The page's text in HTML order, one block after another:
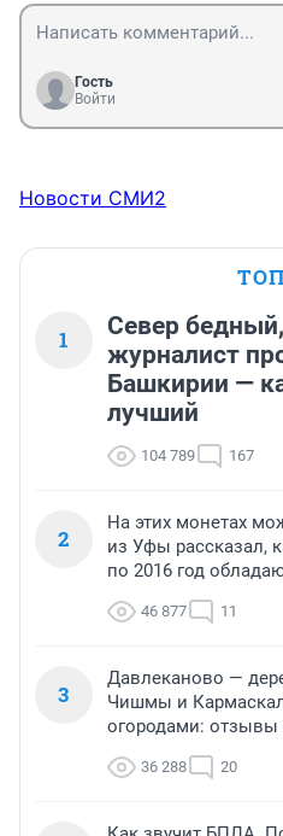
Гость
Войти
Новости СМИ2
1
Север
журналист
Башкирии —
лучший
104 789 167
2
На этих монетах
из Уфы рассказал,
по 2016 год
46 877 11
3
Давлеканово —
Чишмы и
огородами:
36 288 20